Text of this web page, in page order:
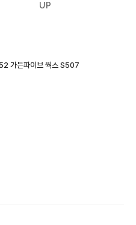
UP
가든파이브 웍스 S507